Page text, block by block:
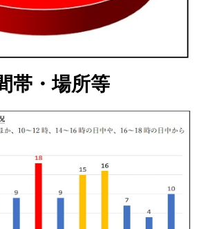
帯・場所等